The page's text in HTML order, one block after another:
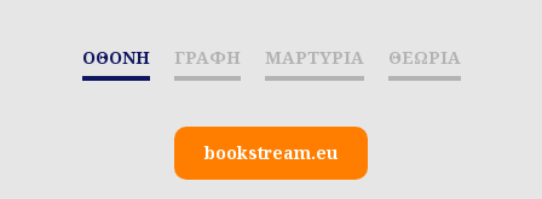
ΟΘΟΝΗ ΓΡΑΦΗ ΜΑΡΤΥΡΙΑ ΘΕΩΡΙΑ
bookstream.eu